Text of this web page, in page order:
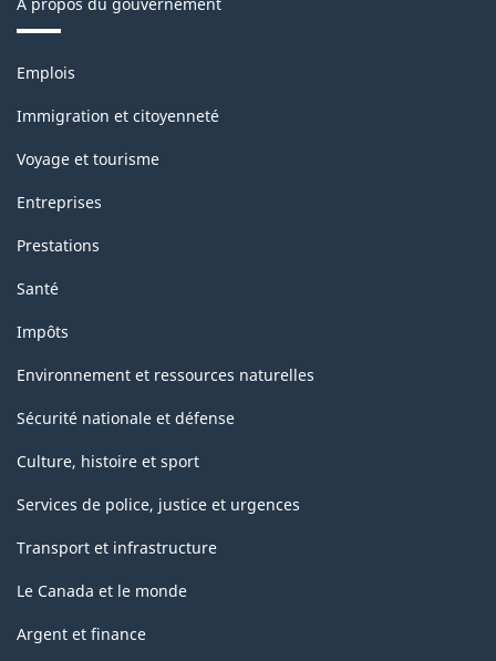
la
Thèmes
sujets
Emplois
Immigration et citoyenneté
Voyage et tourisme
Entreprises
Prestations
Santé
Impôts
Environnement et ressources naturelles
Sécurité nationale et défense
Culture, histoire et sport
Services de police, justice et urgences
Transport et infrastructure
Le Canada et le monde
Argent et finance